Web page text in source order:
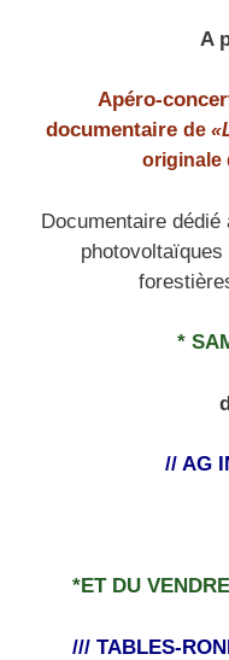
A
Apéro-
documentaire de
originale
Documentaire
*
// AG
*ET DU
/// TABLES-